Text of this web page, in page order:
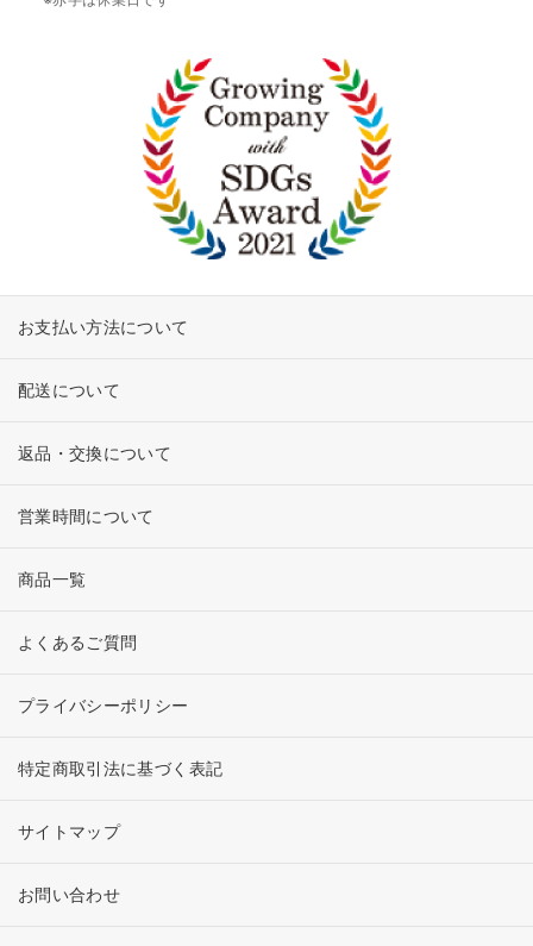
お支払い方法について
配送について
返品・交換について
営業時間について
商品一覧
よくあるご質問
プライバシーポリシー
特定商取引法に基づく表記
サイトマップ
お問い合わせ